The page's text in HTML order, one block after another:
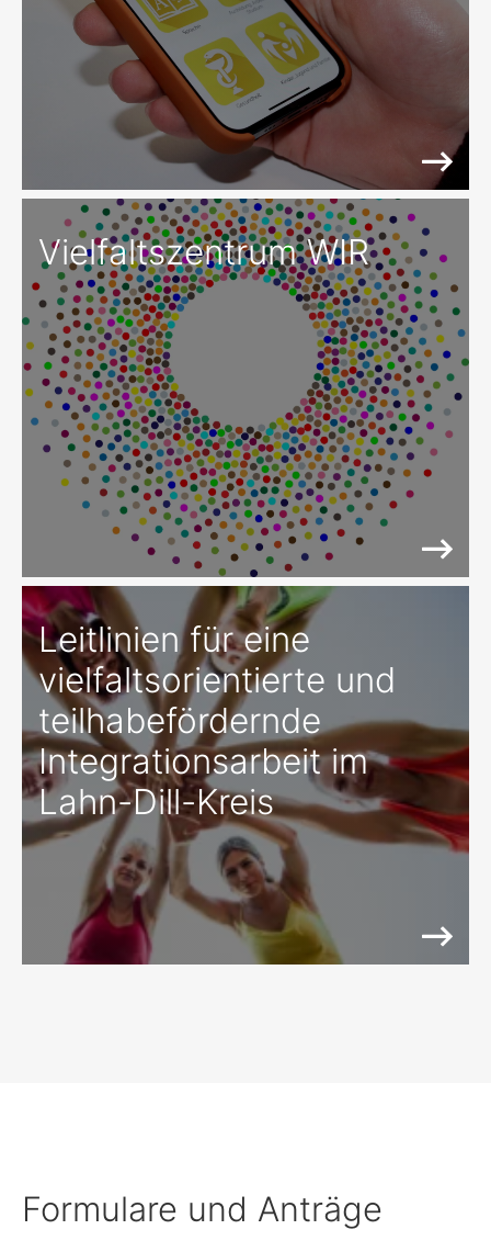
Vielfaltszentrum WIR
Leitlinien für eine
vielfaltsorientierte und
teilhabefördernde
Integrationsarbeit im
Lahn-Dill-Kreis
Formulare und Anträge